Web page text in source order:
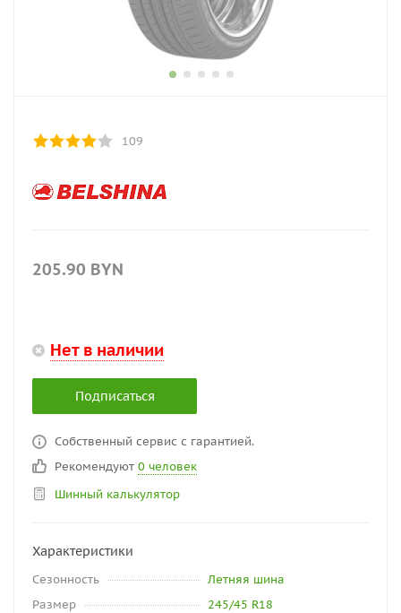
109
205.90 BYN
Нет в наличии
Подписаться
Собственный сервис с гарантией.
Рекомендуют 0 человек
Шинный калькулятор
Характеристики
Сезонность
Летняя шина
Размер
245/45 R18